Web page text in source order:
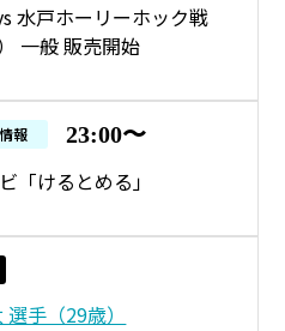
水戸ホーリーホック戦
一般 販売開始
報 23:00〜
「けるとめる」
手（29歳）